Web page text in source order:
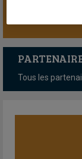
SOUTENIR
Tous les